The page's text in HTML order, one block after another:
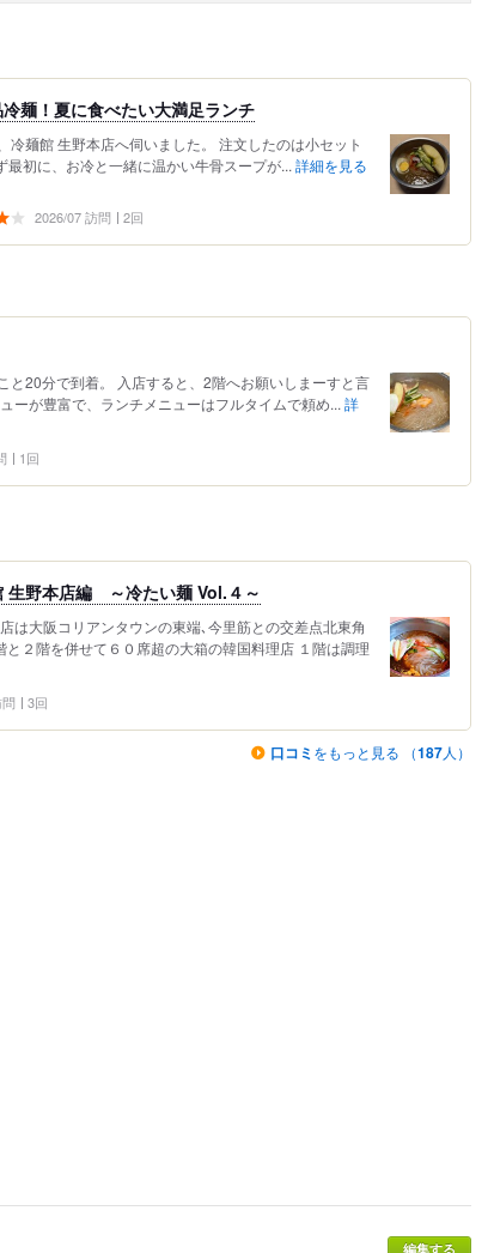
麺！夏に食べたい大満足ランチ
麺館 生野本店へ伺いました。 注文したのは小セット
最初に、お冷と一緒に温かい牛骨スープが... 詳細を見る
2026/07 訪問 2回
と20分で到着。 入店すると、2階へお願いしまーすと言
ーが豊富で、ランチメニューはフルタイムで頼め... 詳
1回
野本店編 ～冷たい麺 Vol.４～
は大阪コリアンタウンの東端､今里筋との交差点北東角
２階を併せて６０席超の大箱の韓国料理店 １階は調理
3回
口コミ をもっと見る （187人）